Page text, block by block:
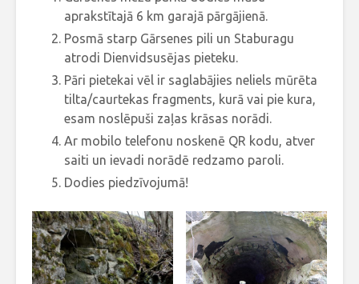
aprakstītajā 6 km garajā pārgājienā.
Posmā starp Gārsenes pili un Staburagu
atrodi Dienvidsusējas pieteku.
Pāri pietekai vēl ir saglabājies neliels mūrēta
tilta/caurtekas fragments, kurā vai pie kura,
esam noslēpuši zaļas krāsas norādi.
Ar mobilo telefonu noskenē QR kodu, atver
saiti un ievadi norādē redzamo paroli.
Dodies piedzīvojumā!